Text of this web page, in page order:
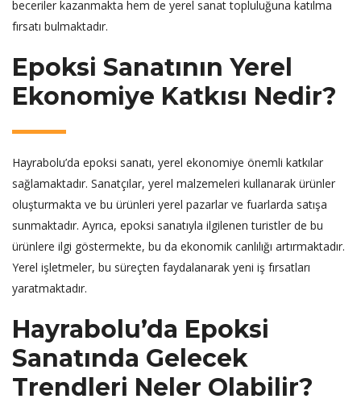
beceriler kazanmakta hem de yerel sanat topluluğuna katılma
fırsatı bulmaktadır.
Epoksi Sanatının Yerel
Ekonomiye Katkısı Nedir?
Hayrabolu’da epoksi sanatı, yerel ekonomiye önemli katkılar
sağlamaktadır. Sanatçılar, yerel malzemeleri kullanarak ürünler
oluşturmakta ve bu ürünleri yerel pazarlar ve fuarlarda satışa
sunmaktadır. Ayrıca, epoksi sanatıyla ilgilenen turistler de bu
ürünlere ilgi göstermekte, bu da ekonomik canlılığı artırmaktadır.
Yerel işletmeler, bu süreçten faydalanarak yeni iş fırsatları
yaratmaktadır.
Hayrabolu’da Epoksi
Sanatında Gelecek
Trendleri Neler Olabilir?